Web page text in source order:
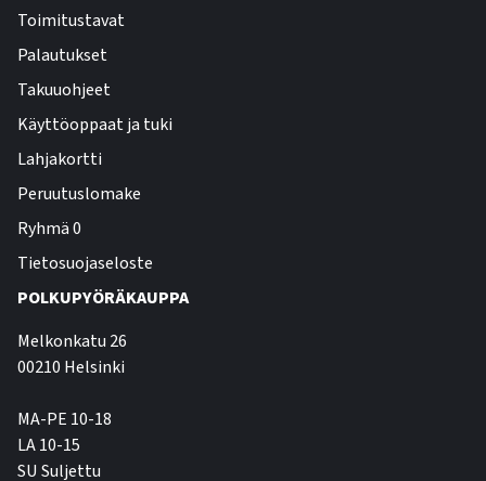
Toimitustavat
Palautukset
Takuuohjeet
Käyttöoppaat ja tuki
Lahjakortti
Peruutuslomake
Ryhmä 0
Tietosuojaseloste
POLKUPYÖRÄKAUPPA
Melkonkatu 26
00210 Helsinki
MA-PE 10-18
LA 10-15
SU Suljettu